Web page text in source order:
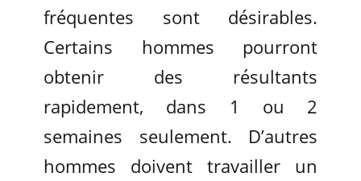
fréquentes sont désirables.
Certains hommes pourront
obtenir des résultants
rapidement, dans 1 ou 2
semaines seulement. D’autres
hommes doivent travailler un